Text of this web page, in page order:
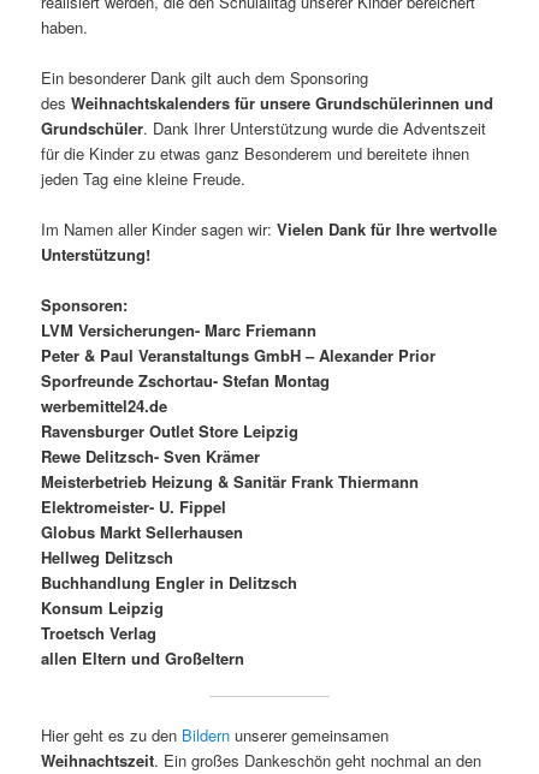
haben.
Ein besonderer Dank gilt auch dem Sponsoring
desWeihnachtskalenders für unsere Grundschülerinnen und
Grundschüler. Dank Ihrer Unterstützung wurde die Adventszeit
für die Kinder zu etwas ganz Besonderem und bereitete ihnen
jeden Tag eine kleine Freude.
Im Namen aller Kinder sagen wir:Vielen Dank für Ihre wertvolle
Unterstützung!
Sponsoren:
LVM Versicherungen- Marc Friemann
Peter & Paul Veranstaltungs GmbH – Alexander Prior
Sporfreunde Zschortau- Stefan Montag
werbemittel24.de
Ravensburger Outlet Store Leipzig
Rewe Delitzsch- Sven Krämer
Meisterbetrieb Heizung & Sanitär Frank Thiermann
Elektromeister- U. Fippel
Globus Markt Sellerhausen
Hellweg Delitzsch
Buchhandlung Engler in Delitzsch
Konsum Leipzig
Troetsch Verlag
allen Eltern und Großeltern
Hier geht es zu den Bildern unserer gemeinsamen
Weihnachtszeit. Ein großes Dankeschön geht nochmal an den